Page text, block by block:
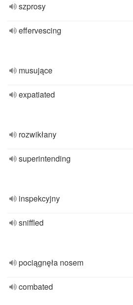
szprosy
effervescing
musujące
expatiated
rozwikłany
superintending
inspekcyjny
sniffled
pociągnęła nosem
combated